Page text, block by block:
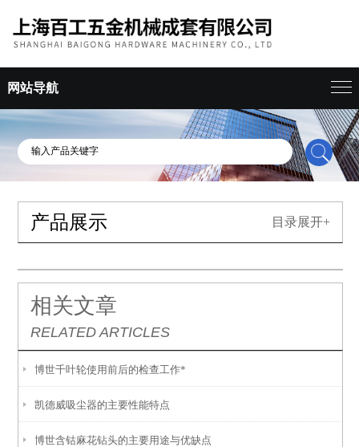
网站导航
产品展示 目录展开+
相关文章
RELATED ARTICLES
博世千叶轮使用前后的检查工作*
凯德威吸尘器的主要性能特点
博世含钴麻花钻头的主要用途与优缺点